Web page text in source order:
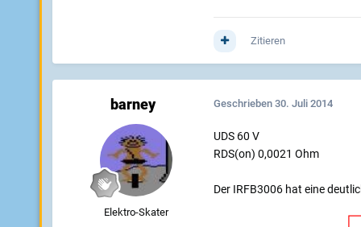
Zitieren
barney
Elektro-Skater
Geschrieben 30. Juli 2014
UDS 60 V
RDS(on) 0,0021 Ohm
Der IRFB3006 hat eine